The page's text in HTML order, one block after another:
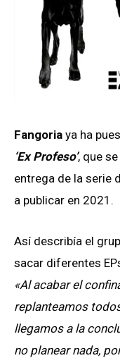
Fangoria ya ha
‘Ex Profeso’, que
entrega de la serie
a publicar en 2021.
Así describía el
sacar diferentes
«Al acabar el
replanteamos
llegamos a la
no planear nada,